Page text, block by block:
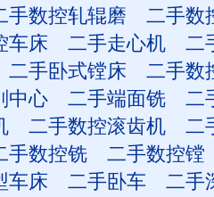
手数控轧辊磨
二手数
车床 二手走心机
二
二手卧式镗床
二手数
中心 二手端面铣
二
二手数控滚齿机
二
手数控铣
二手数控镗
车床 二手卧车
二手